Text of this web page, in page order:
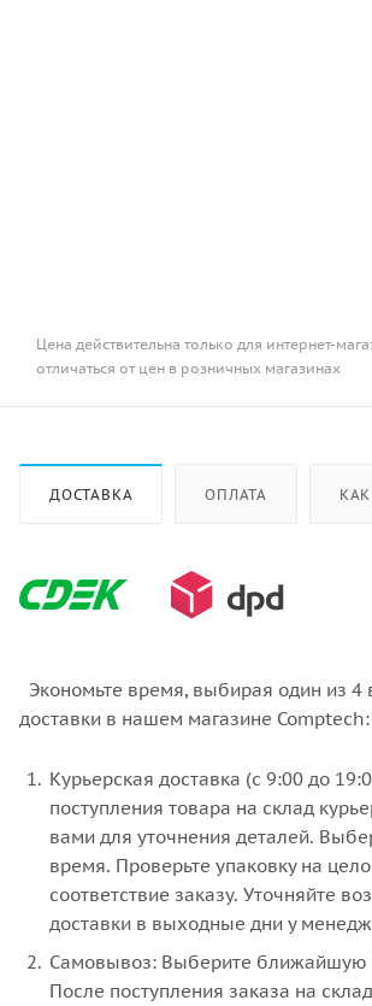
Цена действительна только для интернет-
отличаться от цен в розничных магазинах
ДОСТАВКА ОПЛАТА
Экономьте время, выбирая один из 4
доставки в нашем магазине Comptech:
Курьерская доставка (с 9:00 до
поступления товара на склад
вами для уточнения деталей.
время. Проверьте упаковку на
соответствие заказу. Уточняйте
доставки в выходные дни у
Самовывоз: Выберите ближайшую
После поступления заказа на